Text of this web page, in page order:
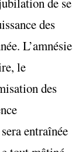
des
L’amnésie
le
des
entraînée